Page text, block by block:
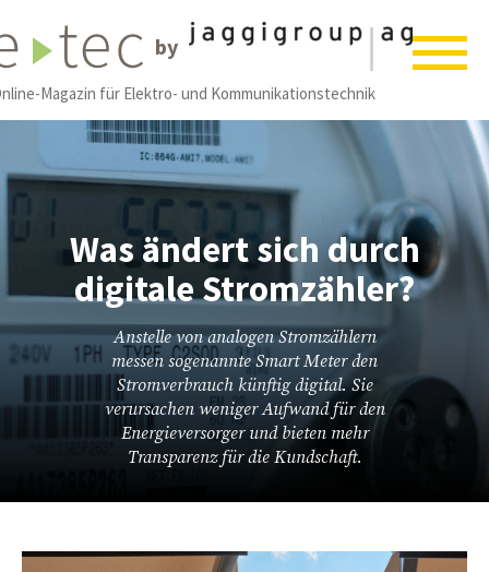
by
Magazin für Elektro- und Kommunikationstechnik
Was ändert sich durch
digitale Stromzähler?
Anstelle von analogen Stromzählern
messen sogenannte Smart Meter den
Stromverbrauch künftig digital. Sie
verursachen weniger Aufwand für den
Energieversorger und bieten mehr
Transparenz für die Kundschaft.